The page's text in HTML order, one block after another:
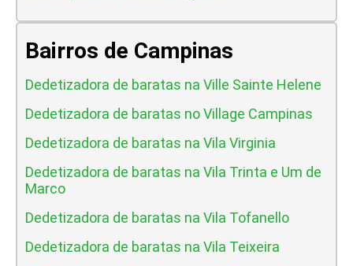
Bairros de Campinas
Dedetizadora de baratas na Ville Sainte Helene
Dedetizadora de baratas no Village Campinas
Dedetizadora de baratas na Vila Virginia
Dedetizadora de baratas na Vila Trinta e Um de
Marco
Dedetizadora de baratas na Vila Tofanello
Dedetizadora de baratas na Vila Teixeira